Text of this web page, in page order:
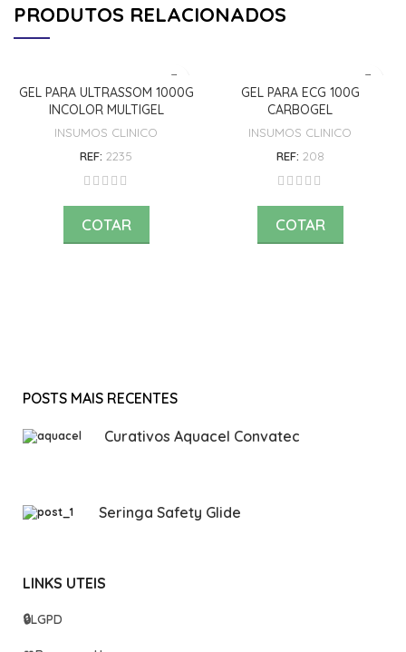
PRODUTOS RELACIONADOS
GEL PARA ULTRASSOM 1000G
INCOLOR MULTIGEL
INSUMOS CLINICO
REF: 2235
COTAR
GEL PARA ECG 100G
CARBOGEL
INSUMOS CLINICO
REF: 208
COTAR
POSTS MAIS RECENTES
Curativos Aquacel Convatec
Seringa Safety Glide
LINKS UTEIS
🔒LGPD